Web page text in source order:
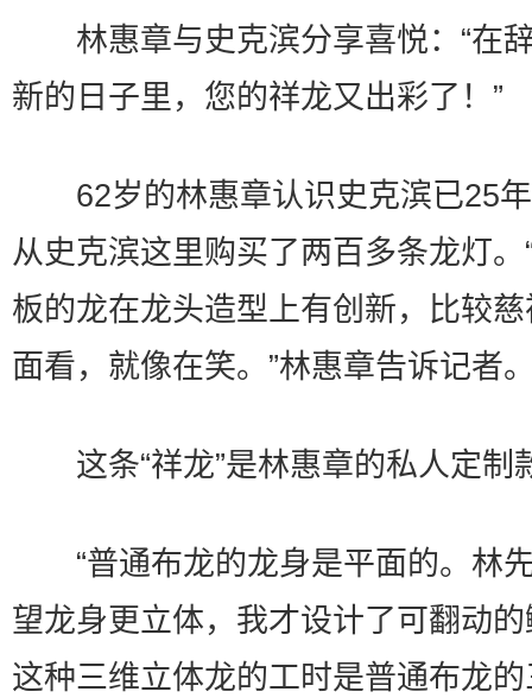
林惠章与史克滨分享喜悦：“在
新的日子里，您的祥龙又出彩了！”
62岁的林惠章认识史克滨已25
从史克滨这里购买了两百多条龙灯。
板的龙在龙头造型上有创新，比较
面看，就像在笑。”林惠章告诉记者
这条“祥龙”是林惠章的私人定制
“普通布龙的龙身是平面的。林
望龙身更立体，我才设计了可翻动
这种三维立体龙的工时是普通布龙